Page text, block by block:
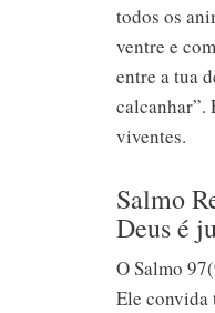
todos os
ventre e
entre a tua
calcanhar”.
viventes.
Salmo
Deus é
O Salmo
Ele convida